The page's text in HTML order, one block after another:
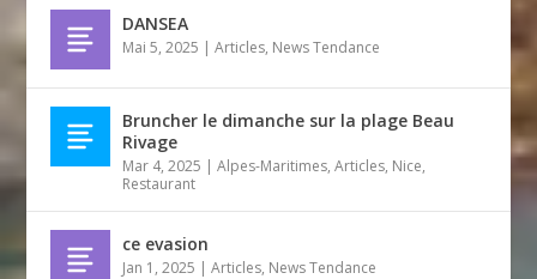
DANSEA
Mai 5, 2025 |Articles, News Tendance
Bruncher le dimanche sur la plage Beau
Rivage
Mar 4, 2025 |Alpes-Maritimes,Articles, Nice,
Restaurant
ce evasion
Jan 1, 2025 |Articles, News Tendance